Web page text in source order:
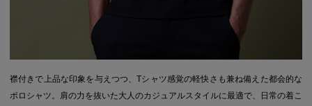
襟付きで上品な印象を与えつつ、Tシャツ感覚の軽快さも兼ね備えた都会的な
ポロシャツ。肩の力を抜いた大人のカジュアルスタイルに最適で、日常の着こ